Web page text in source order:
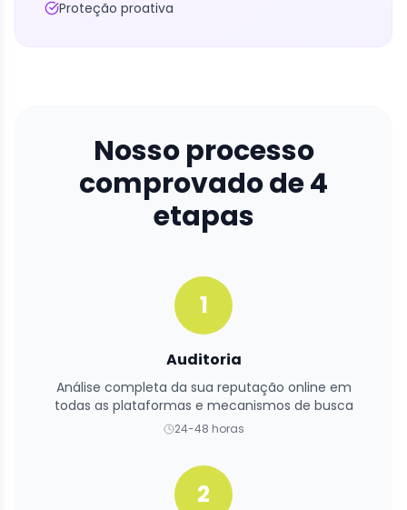
Proteção proativa
Nosso processo
comprovado de 4
etapas
1
Auditoria
Análise completa da sua reputação online em
todas as plataformas e mecanismos de busca
24-48 horas
2